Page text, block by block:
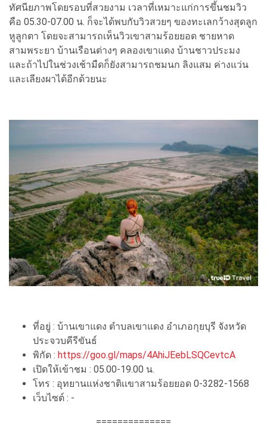
ทัศนียภาพโดยรอบที่สวยงาม เวลาที่เหมาะแก่การขึ้นชมวิว
คือ 05.30-07.00 น. ก็จะได้พบกับวิวสวยๆ ของทะเลกว้างสุดลูก
หูลูกตา โดยจะสามารถเห็นวิวเขาสามร้อยยอด ชายหาด
สามพระยา บ้านเรือนต่างๆ คลองเขาแดง บ้านชาวประมง
และถ้าไปในช่วงเช้ามืดก็ยังสามารถชมนก ลิงแสม ค่างแว่น
และเลียงผาได้อีกด้วยนะ
ที่อยู่ : บ้านเขาแดง ตำบลเขาแดง อำเภอกุยบุรี จังหวัด
ประจวบคีรีขันธ์
พิกัด : https://goo.gl/maps/4AhiJEebLSQCevtcA
เปิดให้เข้าชม : 05.00-19.00 น.
โทร : อุทยานแห่งชาติเเขาสามร้อยยอด 0-3282-1568
เว็บไซต์ : -
==============